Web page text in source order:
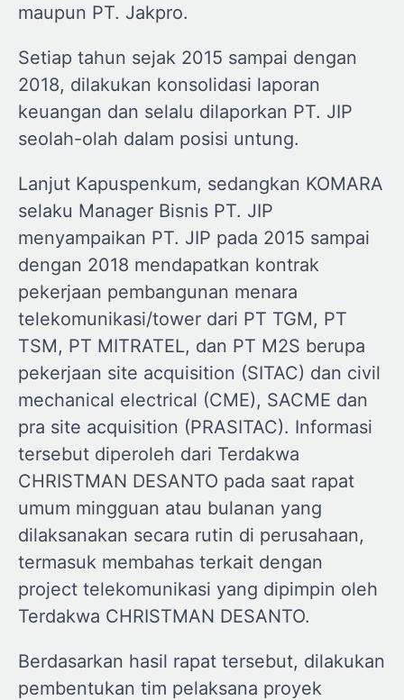
maupun PT. Jakpro.
Setiap tahun sejak 2015 sampai dengan
2018, dilakukan konsolidasi laporan
keuangan dan selalu dilaporkan PT. JIP
seolah-olah dalam posisi untung.
Lanjut Kapuspenkum, sedangkan KOMARA
selaku Manager Bisnis PT. JIP
menyampaikan PT. JIP pada 2015 sampai
dengan 2018 mendapatkan kontrak
pekerjaan pembangunan menara
telekomunikasi/tower dari PT TGM, PT
TSM, PT MITRATEL, dan PT M2S berupa
pekerjaan site acquisition (SITAC) dan civil
mechanical electrical (CME), SACME dan
pra site acquisition (PRASITAC). Informasi
tersebut diperoleh dari Terdakwa
CHRISTMAN DESANTO pada saat rapat
umum mingguan atau bulanan yang
dilaksanakan secara rutin di perusahaan,
termasuk membahas terkait dengan
project telekomunikasi yang dipimpin oleh
Terdakwa CHRISTMAN DESANTO.
Berdasarkan hasil rapat tersebut, dilakukan
pembentukan tim pelaksana proyek